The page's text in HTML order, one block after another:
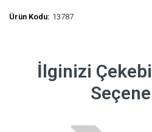
Ürün Kodu: 13787
İlginizi